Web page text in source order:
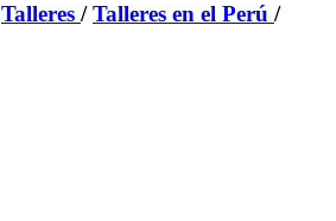
Talleres /Talleres en el Perú /